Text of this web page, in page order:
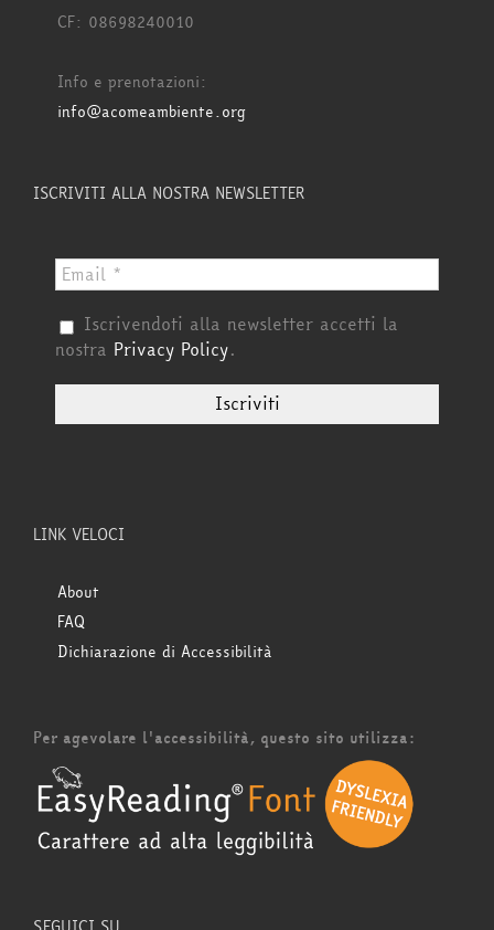
CF: 08698240010
Info e prenotazioni:
info@acomeambiente.org
ISCRIVITI ALLA NOSTRA NEWSLETTER
Iscrivendoti alla newsletter accetti la
nostra Privacy Policy.
LINK VELOCI
About
FAQ
Dichiarazione di Accessibilità
Per agevolare l'accessibilità, questo sito utilizza: